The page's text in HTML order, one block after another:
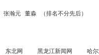
张瀚元 董淼 （排名不分先后）
东北网 黑龙江新闻网
哈